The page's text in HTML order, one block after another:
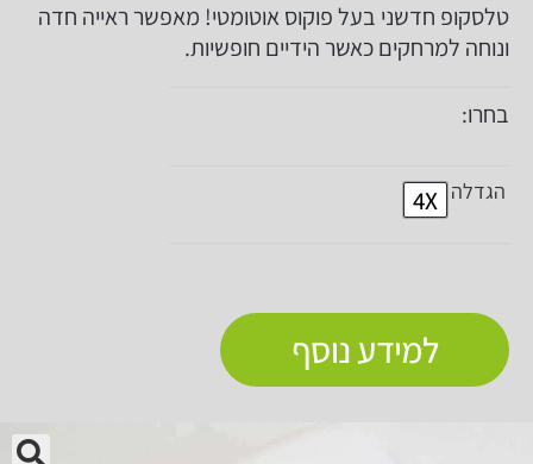
טלסקופ חדשני בעל פוקוס אוטומטי! מאפשר ראייה חדה
ונוחה למרחקים כאשר הידיים חופשיות.
בחרו:
הגדלה 4X
למידע נוסף